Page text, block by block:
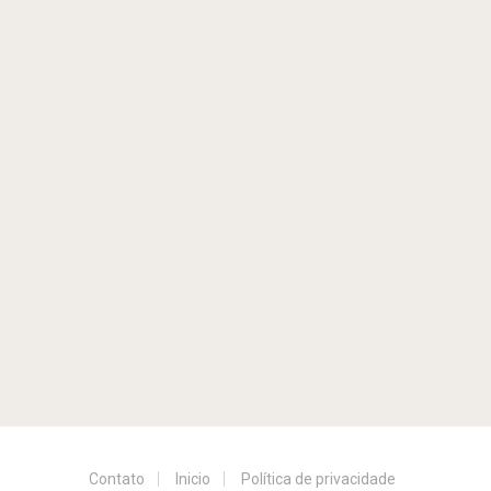
Contato Inicio Política de privacidade